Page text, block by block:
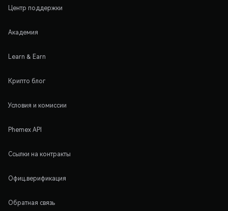
Центр поддержки
Академия
Learn & Earn
Крипто блог
Условия и комиссии
Phemex API
Ссылки на контракты
Офиц.верификация
Обратная связь